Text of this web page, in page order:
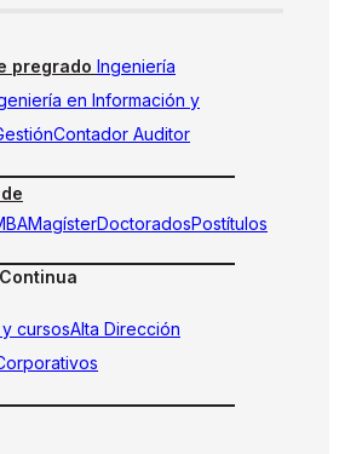
pregrado Ingeniería
en Información y
Contador Auditor
MagísterDoctoradosPostítulos
cursosAlta Dirección